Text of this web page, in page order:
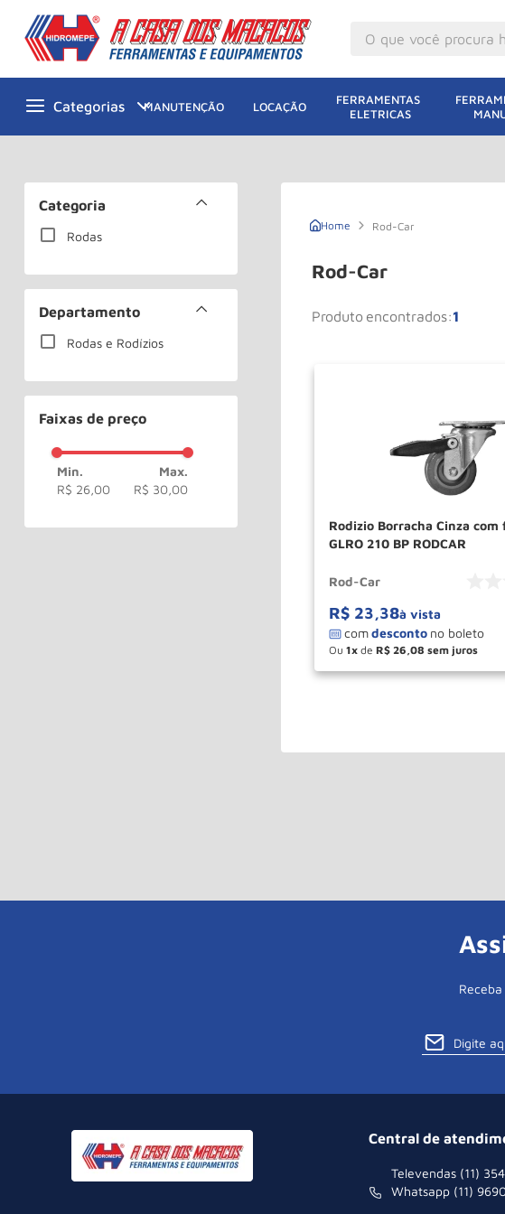
MANUTENÇÃO LOCAÇÃO
FERRAMENTAS
ELETRICAS
Categoria
Rodas
Departamento
Rodas e Rodízios
Faixas de preço
R$ 26,00 R$ 30,00
Rod-Car
Rod-Car
1
Produto
Rodizio Borracha Cinza com
GLRO 210 BP RODCAR
Rod-Car
R$ 23,38à vista
Ou 1 de R$ 26 08
＋
－
Receba
Central de
Televendas (11)
Whatsapp (11)
1º Macacos
º Macaco Jacare
8º Rodizio